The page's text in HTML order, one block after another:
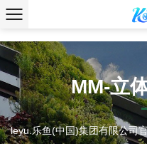
、
MM-立
leyu.乐鱼(中国)集团有限公司